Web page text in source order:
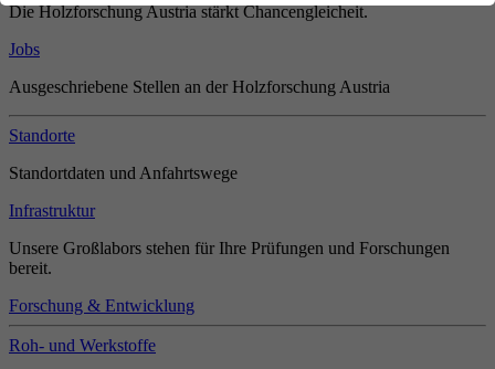
Die Holzforschung Austria stärkt Chancengleicheit.
Jobs
Ausgeschriebene Stellen an der Holzforschung Austria
Standorte
Standortdaten und Anfahrtswege
Infrastruktur
Unsere Großlabors stehen für Ihre Prüfungen und Forschungen
bereit.
Forschung & Entwicklung
Roh- und Werkstoffe